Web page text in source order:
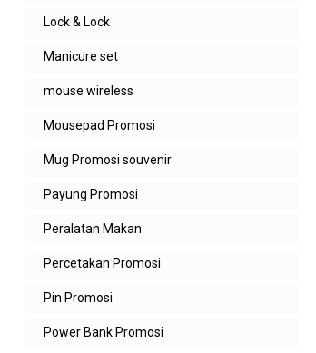
Lock & Lock
Manicure set
mouse wireless
Mousepad Promosi
Mug Promosi souvenir
Payung Promosi
Peralatan Makan
Percetakan Promosi
Pin Promosi
Power Bank Promosi